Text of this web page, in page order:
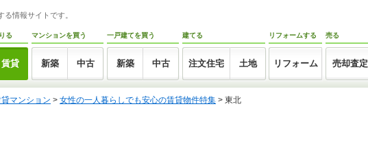
情報サイトです。
る
賃貸
マンションを買う
新築 中古
一戸建てを買う
新築 中古
建てる
注文住宅 土地
リフォームする
リフォーム
売る
売却査定
マンション > 女性の一人暮らしでも安心の賃貸物件特集 > 東北